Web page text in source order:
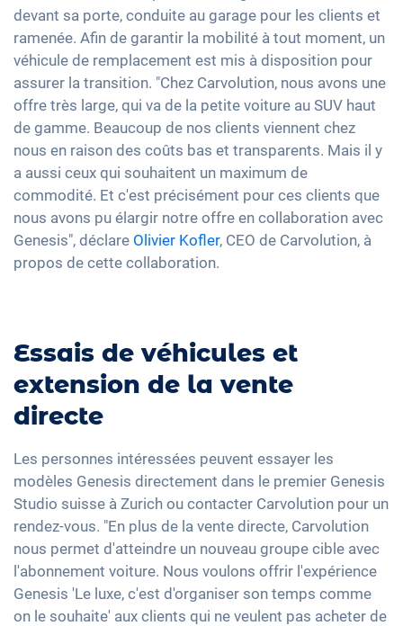
devant sa porte, conduite au garage pour les clients et
ramenée. Afin de garantir la mobilité à tout moment, un
véhicule de remplacement est mis à disposition pour
assurer la transition. "Chez Carvolution, nous avons une
offre très large, qui va de la petite voiture au SUV haut
de gamme. Beaucoup de nos clients viennent chez
nous en raison des coûts bas et transparents. Mais il y
a aussi ceux qui souhaitent un maximum de
commodité. Et c'est précisément pour ces clients que
nous avons pu élargir notre offre en collaboration avec
Genesis", déclare Olivier Kofler, CEO de Carvolution, à
propos de cette collaboration.
Essais de véhicules et
extension de la vente
directe
Les personnes intéressées peuvent essayer les
modèles Genesis directement dans le premier Genesis
Studio suisse à Zurich ou contacter Carvolution pour un
rendez-vous. "En plus de la vente directe, Carvolution
nous permet d'atteindre un nouveau groupe cible avec
l'abonnement voiture. Nous voulons offrir l'expérience
Genesis 'Le luxe, c'est d'organiser son temps comme
on le souhaite' aux clients qui ne veulent pas acheter de